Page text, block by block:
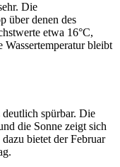
Die
über denen des
etwa 16°C,
bleibt
spürbar. Die
die Sonne zeigt sich
bietet der Februar